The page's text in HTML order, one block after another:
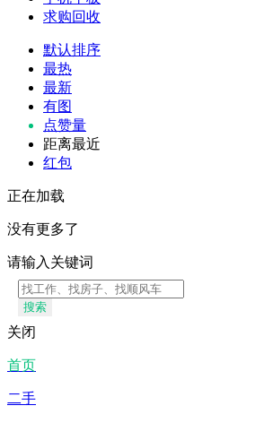
求购回收
默认排序
最热
最新
有图
点赞量
距离最近
红包
正在加载
没有更多了
请输入关键词
搜索
关闭
首页
二手